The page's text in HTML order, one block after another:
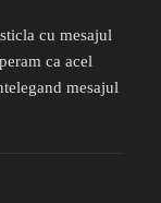
cu mesajul
ca acel
mesajul